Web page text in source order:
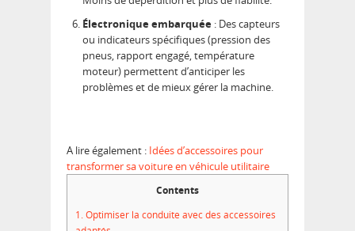
Électronique embarquée : Des capteurs
ou indicateurs spécifiques (pression des
pneus, rapport engagé, température
moteur) permettent d’anticiper les
problèmes et de mieux gérer la machine.
A lire également : Idées d’accessoires pour
transformer sa voiture en véhicule utilitaire
Contents
1.Optimiser la conduite avec des accessoires